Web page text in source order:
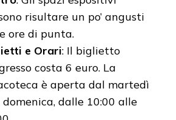
risultare un po’ angusti
ore di punta.
e Orari: Il biglietto
costa 6 euro. La
è aperta dal martedì
dalle 10:00 alle